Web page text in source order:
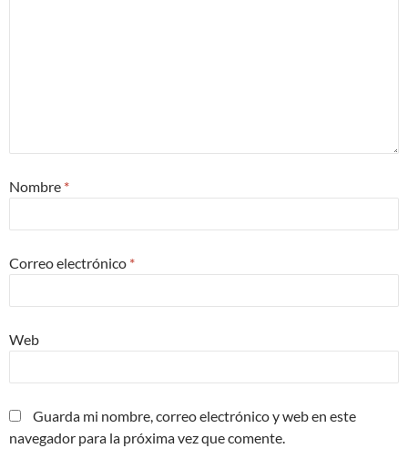
Nombre *
Correo electrónico *
Web
Guarda mi nombre, correo electrónico y web en este
navegador para la próxima vez que comente.